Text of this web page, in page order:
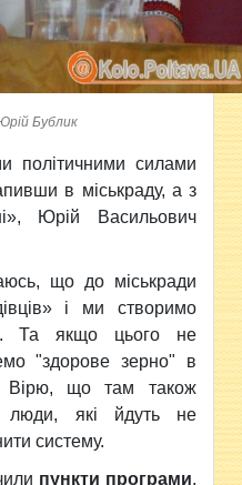
Бублик
політичними силами
в міськраду, а з
Юрій Васильович
що до міськради
і ми створимо
Та якщо цього не
"здорове зерно" в
Вірю, що там також
люди, які йдуть не
систему.
пункти програми,